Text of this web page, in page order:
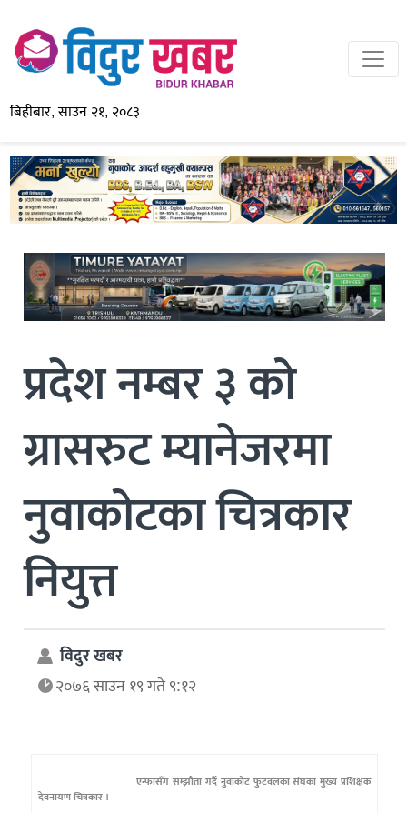
बिहीबार, साउन २१, २०८३
प्रदेश नम्बर ३ को
ग्रासरुट म्यानेजरमा
नुवाकोटका चित्रकार
नियुत्त
विदुर खबर
२०७६ साउन १९ गते ९:१२
एन्फासँग सम्झौता गर्दै नुवाकोट फुटवलका संघका मुख्य प्रशिक्षक
देवनायण चित्रकार ।